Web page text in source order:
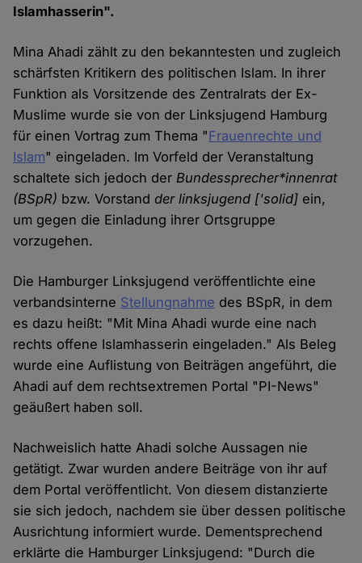
Islamhasserin".
Mina Ahadi zählt zu den bekanntesten und zugleich
schärfsten Kritikern des politischen Islam. In ihrer
Funktion als Vorsitzende des Zentralrats der Ex-
Muslime wurde sie von der Linksjugend Hamburg
für einen Vortrag zum Thema "Frauenrechte und
Islam" eingeladen. Im Vorfeld der Veranstaltung
schaltete sich jedoch derBundessprecher*innenrat
(BSpR) bzw. Vorstandder linksjugend ['solid] ein,
um gegen die Einladung ihrer Ortsgruppe
vorzugehen.
Die Hamburger Linksjugend veröffentlichte eine
verbandsinterne Stellungnahme des BSpR, in dem
es dazu heißt: "Mit Mina Ahadi wurde eine nach
rechts offene Islamhasserin eingeladen." Als Beleg
wurde eine Auflistung von Beiträgen angeführt, die
Ahadi auf dem rechtsextremen Portal "PI-News"
geäußert haben soll.
Nachweislich hatte Ahadi solche Aussagen nie
getätigt. Zwar wurden andere Beiträge von ihr auf
dem Portal veröffentlicht. Von diesem distanzierte
sie sich jedoch, nachdem sie über dessen politische
Ausrichtung informiert wurde. Dementsprechend
erklärte die Hamburger Linksjugend: "Durch die